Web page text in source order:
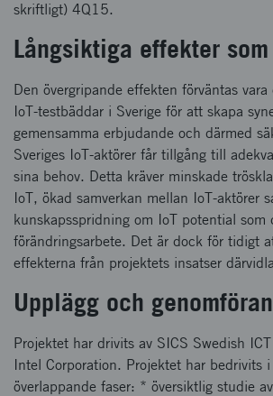
skriftligt) 4Q15.
Långsiktiga effekter
Den övergripande effekten förväntas
IoT-testbäddar i Sverige för att skapa
gemensamma erbjudande och därmed
Sveriges IoT-aktörer får tillgång till
sina behov. Detta kräver minskade
IoT, ökad samverkan mellan IoT-aktörer
kunskapsspridning om IoT potential som
förändringsarbete. Det är dock för tidigt
effekterna från projektets insatser
Upplägg och
Projektet har drivits av SICS Swedish
Intel Corporation. Projektet har bedrivits
överlappande faser: * översiktlig studie